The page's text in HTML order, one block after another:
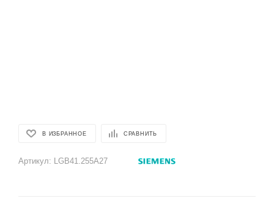
В ИЗБРАННОЕ СРАВНИТЬ
Артикул: LGB41.255A27